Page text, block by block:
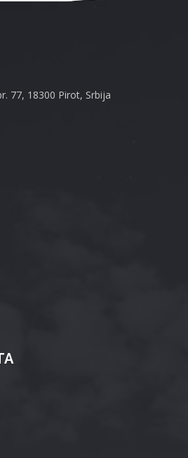
77, 18300 Pirot, Srbija